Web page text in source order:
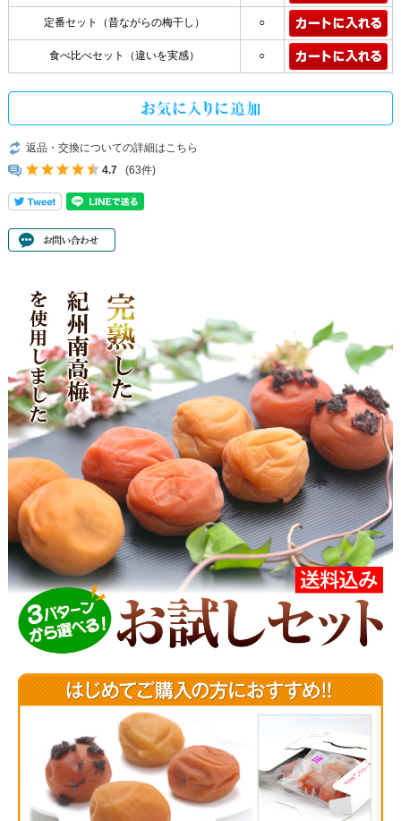
定番セット（昔ながらの梅干し） ○
食べ比べセット（違いを実感） ○
返品・交換についての詳細はこちら
4.7
(63件)